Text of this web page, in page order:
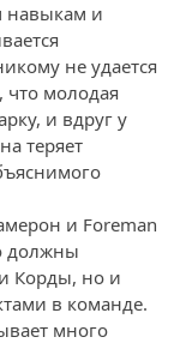
навыкам и
не удается
что молодая
и вдруг у
теряет
и Foreman
должны
Корды, но и
в команде.
много